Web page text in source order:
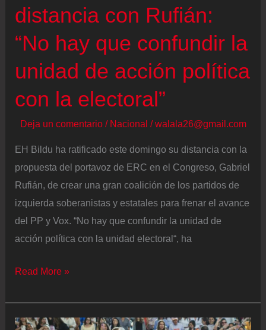
autonomía
distancia con Rufián:
“No hay que confundir la
unidad de acción política
con la electoral”
Deja un comentario / Nacional /walala26@gmail.com
EH Bildu ha ratificado este domingo su distancia con la
propuesta del portavoz de ERC en el Congreso, Gabriel
Rufián, de crear una gran coalición de los partidos de
izquierda soberanistas y estatales para frenar el avance
del PP y Vox. “No hay que confundir la unidad de
acción política con la unidad electoral“, ha
Oskar
marca
distancia
Read More »